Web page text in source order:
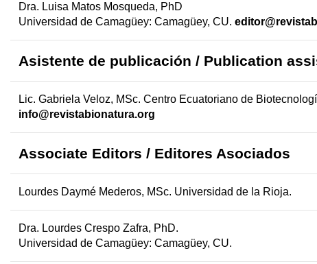
Dra. Luisa Matos Mosqueda, PhD
Universidad de Camagüey: Camagüey, CU.
Asistente de publicación / Publication
Lic. Gabriela Veloz, MSc. Centro Ecuatoriano de
info@revistabionatura.org
Associate Editors / Editores Asociados
Lourdes Daymé Mederos, MSc. Universidad de la Rioja.
Dra. Lourdes Crespo Zafra, PhD.
Universidad de Camagüey: Camagüey, CU.